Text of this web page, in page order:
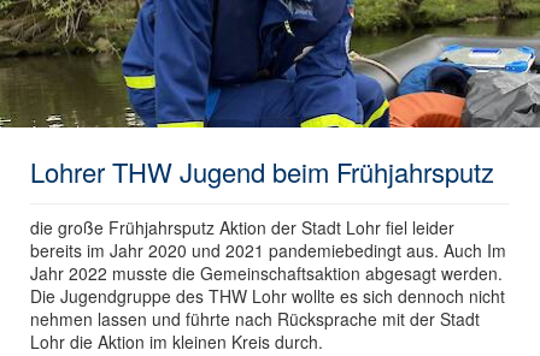
Lohrer THW Jugend beim Frühjahrsputz
die große Frühjahrsputz Aktion der Stadt Lohr fiel leider
bereits im Jahr 2020 und 2021 pandemiebedingt aus. Auch Im
Jahr 2022 musste die Gemeinschaftsaktion abgesagt werden.
Die Jugendgruppe des THW Lohr wollte es sich dennoch nicht
nehmen lassen und führte nach Rücksprache mit der Stadt
Lohr die Aktion im kleinen Kreis durch.